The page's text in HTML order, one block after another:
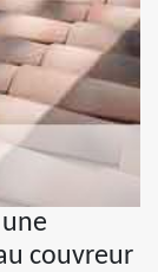
couvreur